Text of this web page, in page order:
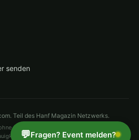
senden
Teil des Hanf Magazin Netzwerks.
Gewähr. Änderungen vorbehalten. Bei
bittehier melden.
💬Fragen? Event melden?